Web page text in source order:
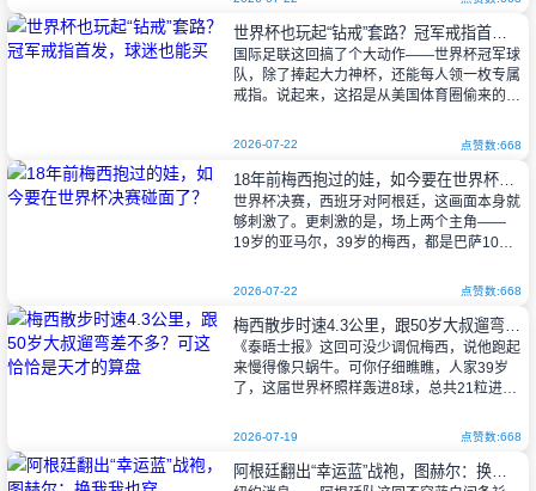
世界杯也玩起“钻戒”套路？冠军戒指首发，球迷也能买
国际足联这回搞了个大动作——世界杯冠军球
队，除了捧起大力神杯，还能每人领一枚专属
戒指。说起来，这招是从美国体育圈偷来的，
就把发戒指当成了光荣传统，戒指
2026-07-22 点赞数:668
18年前梅西抱过的娃，如今要在世界杯决赛碰面了？
世界杯决赛，西班牙对阿根廷，这画面本身就
够刺激了。更刺激的是，场上两个主角——
19岁的亚马尔，39岁的梅西，都是巴萨10
年旧事：18年前，梅西给还是婴儿的亚
2026-07-22 点赞数:668
《泰晤士报》这回可没少调侃梅西，说他跑起
来慢得像只蜗牛。可你仔细瞧瞧，人家39岁
了，这届世界杯照样轰进8球，总共21粒进球
次助攻——又是个纪录。
2026-07-19 点赞数:668
阿根廷翻出“幸运蓝”战袍，图赫尔：换我我也穿